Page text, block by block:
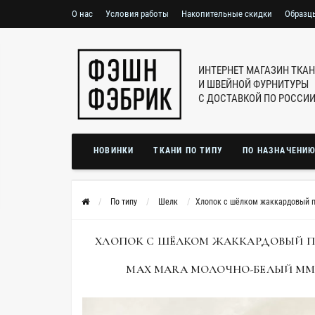
О нас Условия работы Накопительные скидки
ИНТЕРНЕТ МАГАЗИН
И ШВЕЙНОЙ ФУРНИТУРЫ
С ДОСТАВКОЙ ПО РОССИИ
НОВИНКИ ТКАНИ ПО ТИПУ ПО
По типу Шелк Хлопок с шёлком жаккардовый
ХЛОПОК С ШЁЛКОМ ЖАККАРДОВЫЙ
MAX MARA МОЛОЧНО-БЕЛЫЙ MM